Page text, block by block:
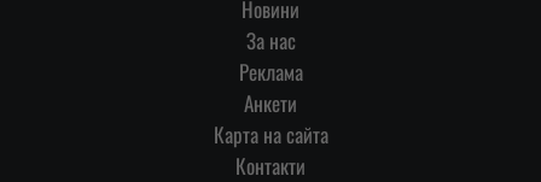
Новини
За нас
Реклама
Анкети
Карта на сайта
Контакти